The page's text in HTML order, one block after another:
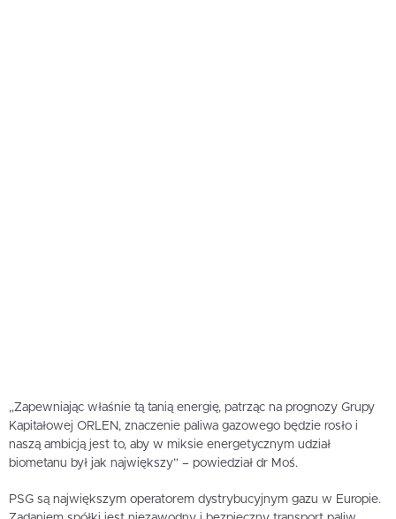
„Zapewniając właśnie tą tanią energię, patrząc na prognozy Grupy
Kapitałowej ORLEN, znaczenie paliwa gazowego będzie rosło i
naszą ambicją jest to, aby w miksie energetycznym udział
biometanu był jak największy” – powiedział dr Moś.
PSG są największym operatorem dystrybucyjnym gazu w Europie.